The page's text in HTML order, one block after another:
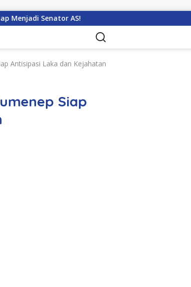
Senator AS! Polres Ciamis Perkuat Patroli
Antisipasi Laka dan Kejahatan
Siap